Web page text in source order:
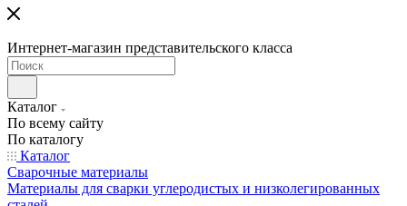
Интернет-магазин представительского класса
Каталог
По всему сайту
По каталогу
Каталог
Сварочные материалы
Материалы для сварки углеродистых и низколегированных